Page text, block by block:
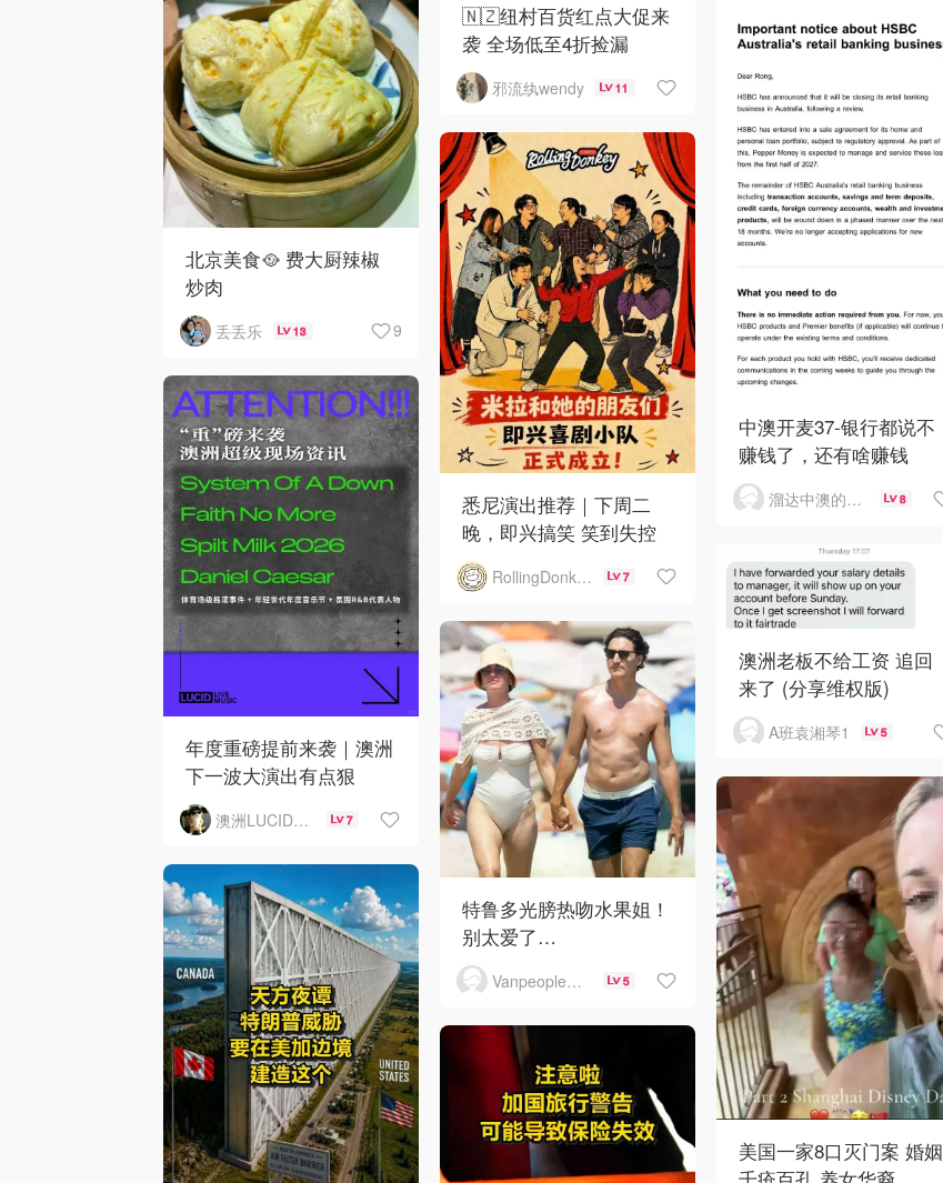
🇳🇿纽村百货红点大促来
袭 全场低至4折捡漏
邪流纨wendy 11
北京美食🥘 费大厨辣椒
炒肉
丢丢乐 13 9
中澳开麦37-银行都说不
赚钱了，还有啥赚钱
溜达中澳的王公子 8
悉尼演出推荐｜下周二
晚，即兴搞笑 笑到失控
RollingDonkey 7
年度重磅提前来袭｜澳洲
下一波大演出有点狠
澳洲LUCID音乐演出 7
澳洲老板不给工资 追回
来了 (分享维权版)
A班袁湘琴1 5
特鲁多光膀热吻水果姐！
别太爱了…
Vanpeople人在温哥华 5
美国一家8口灭门案 婚姻